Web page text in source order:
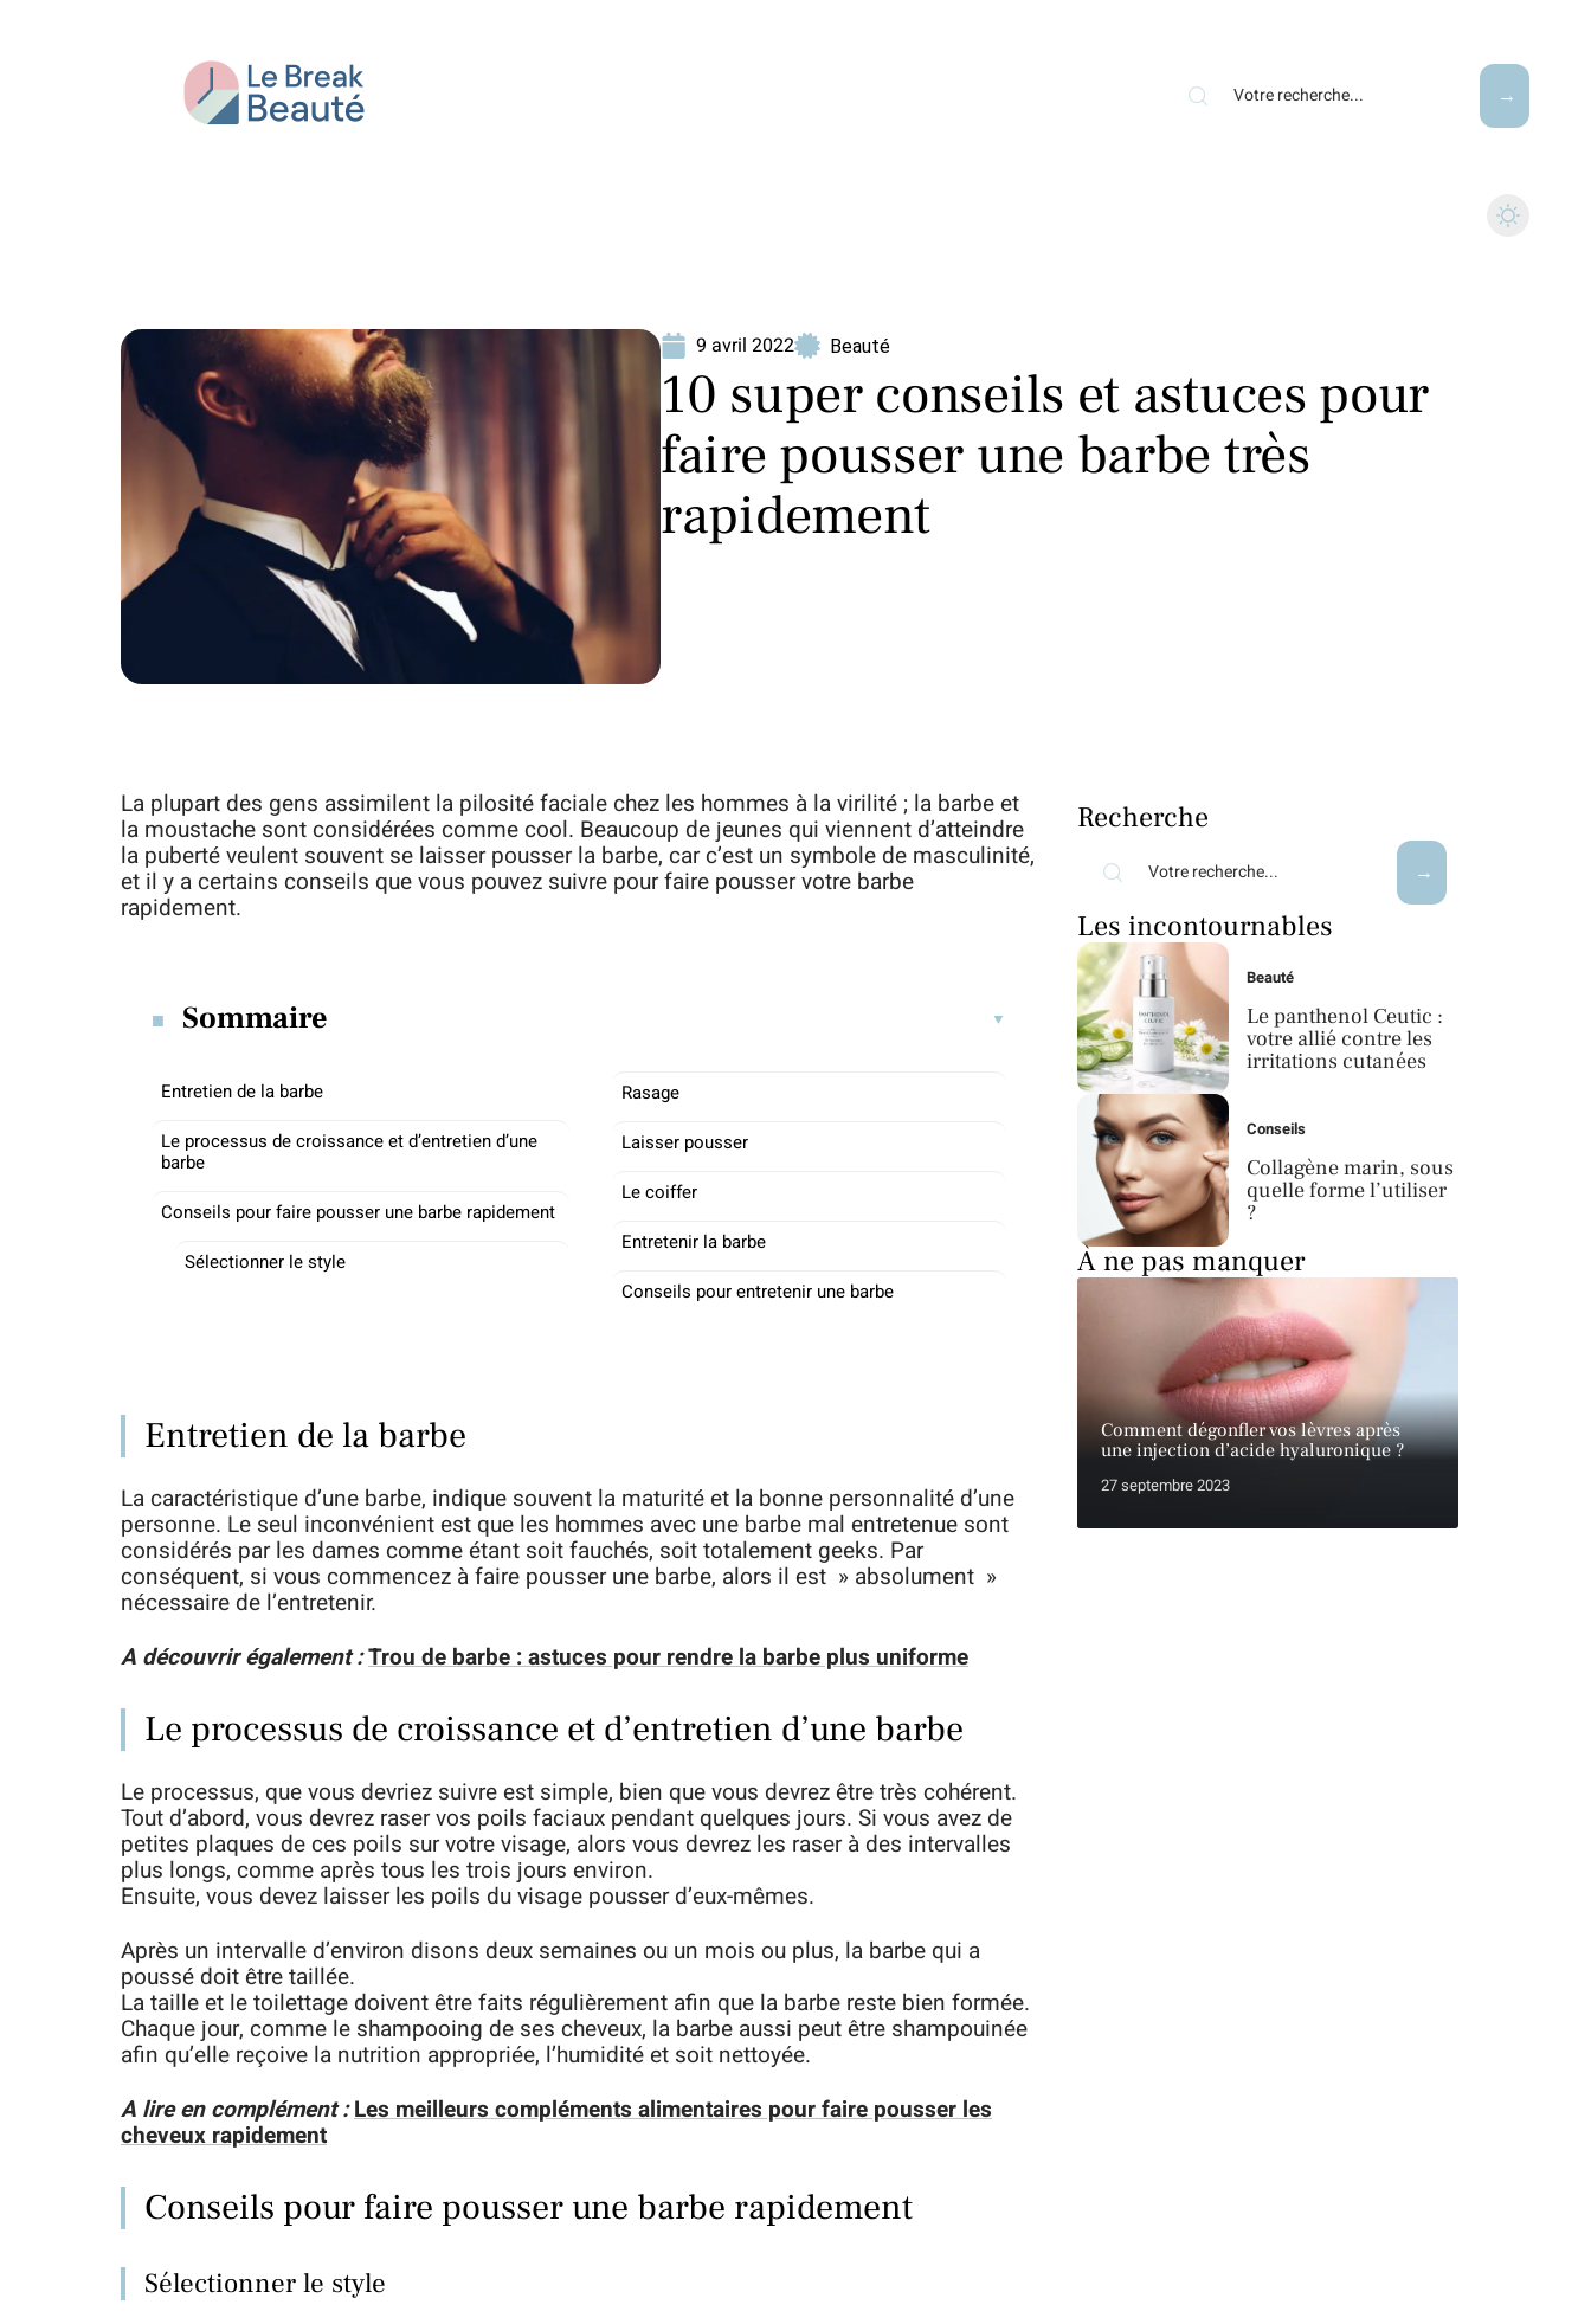
9 avril 2022 Beauté
10 super conseils et astuces pour
faire pousser une barbe très
rapidement
La plupart des gens assimilent la pilosité faciale chez les hommes à la virilité ; la barbe et
la moustache sont considérées comme cool. Beaucoup de jeunes qui viennent d’atteindre
la puberté veulent souvent se laisser pousser la barbe, car c’est un symbole de masculinité,
et il y a certains conseils que vous pouvez suivre pour faire pousser votre barbe
rapidement.
Sommaire
Entretien de la barbe
Le processus de croissance et d’entretien d’une
barbe
Conseils pour faire pousser une barbe rapidement
Sélectionner le style
Rasage
Laisser pousser
Le coiffer
Entretenir la barbe
Conseils pour entretenir une barbe
Entretien de la barbe
La caractéristique d’une barbe, indique souvent la maturité et la bonne personnalité d’une
personne. Le seul inconvénient est que les hommes avec une barbe mal entretenue sont
considérés par les dames comme étant soit fauchés, soit totalement geeks. Par
conséquent, si vous commencez à faire pousser une barbe, alors il est » absolument »
nécessaire de l’entretenir.
A découvrir également :Trou de barbe : astuces pour rendre la barbe plus uniforme
Le processus de croissance et d’entretien d’une barbe
Le processus, que vous devriez suivre est simple, bien que vous devrez être très cohérent.
Tout d’abord, vous devrez raser vos poils faciaux pendant quelques jours. Si vous avez de
petites plaques de ces poils sur votre visage, alors vous devrez les raser à des intervalles
plus longs, comme après tous les trois jours environ.
Ensuite, vous devez laisser les poils du visage pousser d’eux-mêmes.
Après un intervalle d’environ disons deux semaines ou un mois ou plus, la barbe qui a
poussé doit être taillée.
La taille et le toilettage doivent être faits régulièrement afin que la barbe reste bien formée.
Chaque jour, comme le shampooing de ses cheveux, la barbe aussi peut être shampouinée
afin qu’elle reçoive la nutrition appropriée, l’humidité et soit nettoyée.
A lire en complément :Les meilleurs compléments alimentaires pour faire pousser les
cheveux rapidement
Conseils pour faire pousser une barbe rapidement
Sélectionner le style
Recherche
Les incontournables
Beauté
Le panthenol Ceutic :
votre allié contre les
irritations cutanées
Conseils
Collagène marin, sous
quelle forme l’utiliser
?
À ne pas manquer
Comment dégonfler vos lèvres après
une injection d’acide hyaluronique ?
27 septembre 2023